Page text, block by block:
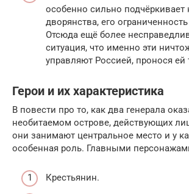
особенно сильно подчёркивает
дворянства, его
Отсюда ещё более
ситуация, что именно эти
управляют Россией, пронося ей
Герои и их характеристика
В повести про то, как два генерала
необитаемом острове, действующих
они занимают центральное место и у
особенная роль. Главными
Крестьянин.